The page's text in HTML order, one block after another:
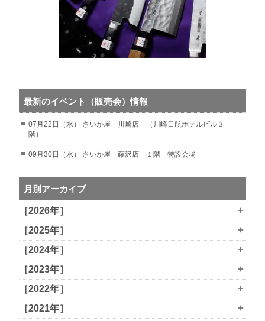
最新のイベント（販売会）情報
07月22日（水） さいか屋 川崎店 （川崎日航ホテルビル３
階）
09月30日（水） さいか屋 藤沢店 １階 特設会場
月別アーカイブ
［2026年］ +
［2025年］ +
［2024年］ +
［2023年］ +
［2022年］ +
［2021年］ +